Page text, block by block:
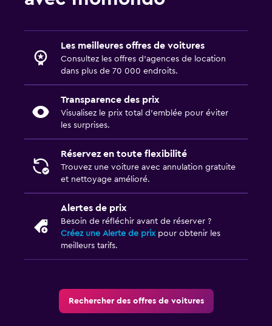
Les meilleures offres de voitures
Consultez les offres d’agences de location
dans plus de 70 000 endroits.
Transparence des prix
Visualisez le prix total d’emblée pour éviter
les surprises.
Réservez en toute flexibilité
Trouvez une voiture avec annulation gratuite
et nettoyage amélioré.
Alertes de prix
Besoin de réfléchir avant de réserver ?
Créez une Alerte de prixpour obtenir les
meilleurs tarifs.
Rechercher des offres de voitures